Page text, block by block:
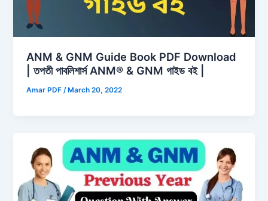
ANM & GNM Guide Book PDF Download
| তপতী পাবলিশার্স ANM® & GNM গাইড বই |
Amar PDF/ March 20, 2022